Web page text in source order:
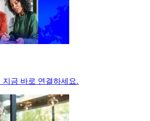
지금 바로 연결하세요.​​